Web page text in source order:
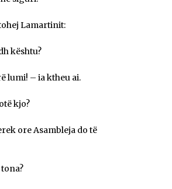
Lamartinit:
kështu?
lumi! – ia ktheu ai.
kjo?
ore Asambleja do të